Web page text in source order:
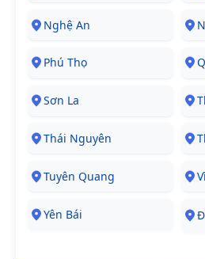
Nghệ An
Phú Thọ
Sơn La
Thái Nguyên
Tuyên Quang
Yên Bái